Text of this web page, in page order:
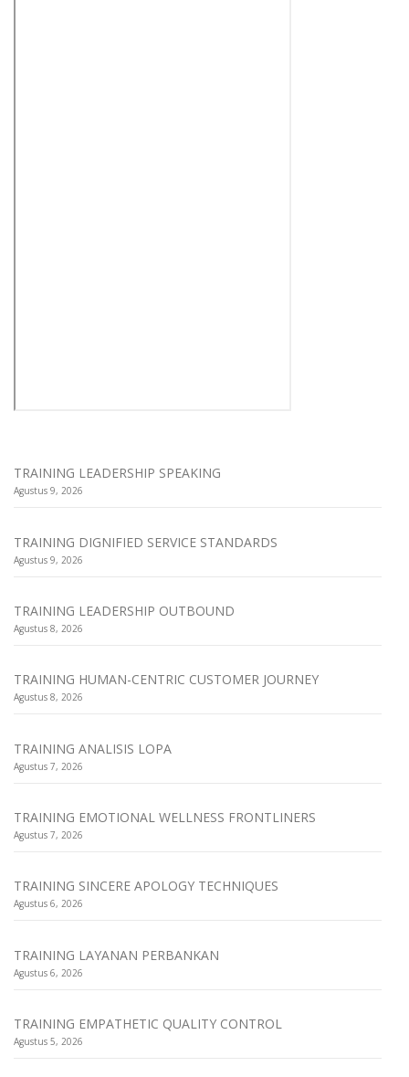
TRAINING LEADERSHIP SPEAKING
Agustus 9, 2026
TRAINING DIGNIFIED SERVICE STANDARDS
Agustus 9, 2026
TRAINING LEADERSHIP OUTBOUND
Agustus 8, 2026
TRAINING HUMAN-CENTRIC CUSTOMER JOURNEY
Agustus 8, 2026
TRAINING ANALISIS LOPA
Agustus 7, 2026
TRAINING EMOTIONAL WELLNESS FRONTLINERS
Agustus 7, 2026
TRAINING SINCERE APOLOGY TECHNIQUES
Agustus 6, 2026
TRAINING LAYANAN PERBANKAN
Agustus 6, 2026
TRAINING EMPATHETIC QUALITY CONTROL
Agustus 5, 2026